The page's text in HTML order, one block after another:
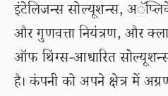
इंटेलिजन्स सोल्यूशन्स,
और गुणवत्ता नियंत्रण, और
ऑफ थिंग्स-आधारित
है। कंपनी को अपने क्षेत्र में